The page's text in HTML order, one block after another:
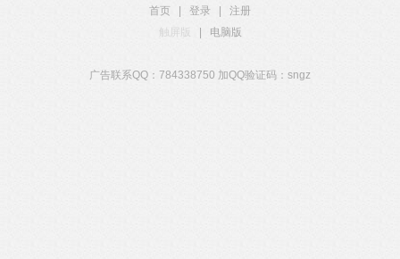
首页 登录
注册
触屏版
电脑版
广告联系QQ：784338750 加QQ验证码：sngz